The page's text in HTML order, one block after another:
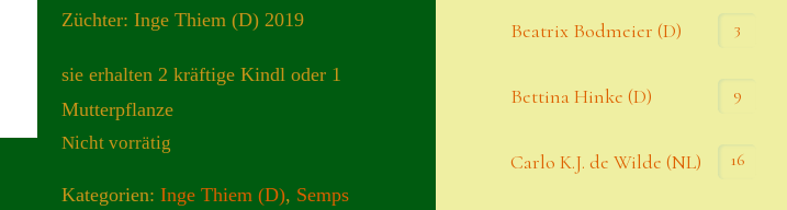
Kategorien
Züchter: Inge Thiem (D) 2019
sie erhalten 2 kräftige Kindl oder 1
Mutterpflanze
Nicht vorrätig
Kategorien:Inge Thiem (D), Semps
Beatrix Bodmeier (D) 3
Bettina Hinke (D) 9
Carlo K.J. de Wilde (NL) 16